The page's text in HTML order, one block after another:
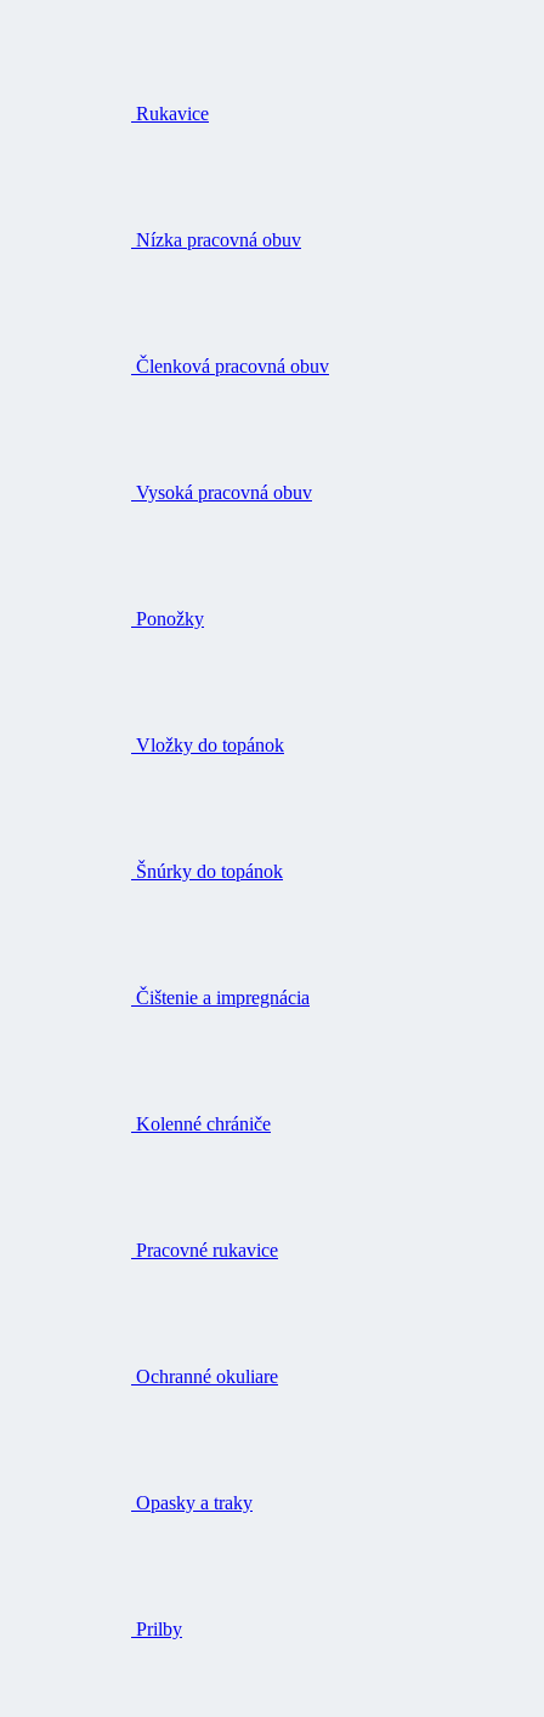
Rukavice
Nízka pracovná obuv
Členková pracovná obuv
Vysoká pracovná obuv
Ponožky
Vložky do topánok
Šnúrky do topánok
Čištenie a impregnácia
Kolenné chrániče
Pracovné rukavice
Ochranné okuliare
Opasky a traky
Prilby